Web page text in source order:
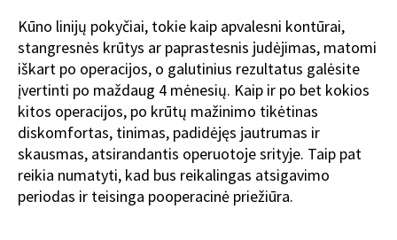
Kūno linijų pokyčiai, tokie kaip apvalesni kontūrai,
stangresnės krūtys ar paprastesnis judėjimas, matomi
iškart po operacijos, o galutinius rezultatus galėsite
įvertinti po maždaug 4 mėnesių. Kaip ir po bet kokios
kitos operacijos, po krūtų mažinimo tikėtinas
diskomfortas, tinimas, padidėjęs jautrumas ir
skausmas, atsirandantis operuotoje srityje. Taip pat
reikia numatyti, kad bus reikalingas atsigavimo
periodas ir teisinga pooperacinė priežiūra.